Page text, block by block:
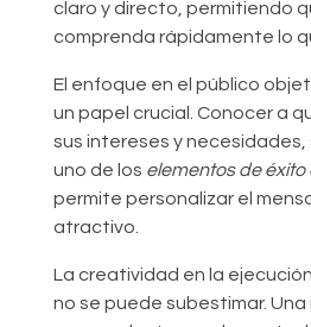
claro y directo, permitiendo
comprenda rápidamente lo
El enfoque en el público
un papel crucial. Conocer a
sus intereses y
uno de los elementos de
permite personalizar el
atractivo.
La creatividad en la
no se puede subestimar.